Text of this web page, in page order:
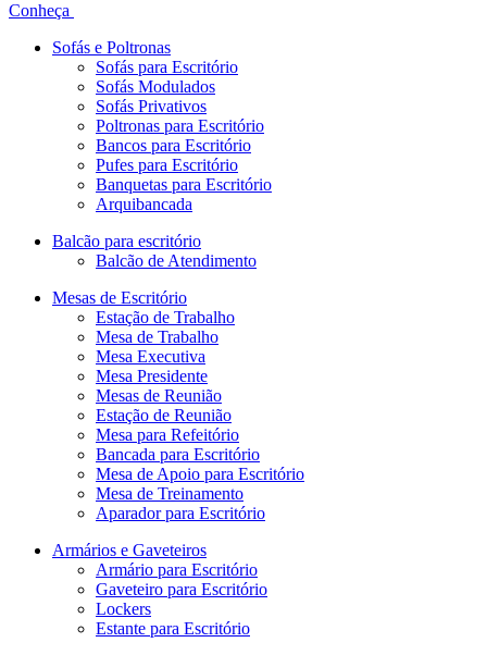
Conheça
Sofás e Poltronas
Sofás para Escritório
Sofás Modulados
Sofás Privativos
Poltronas para Escritório
Bancos para Escritório
Pufes para Escritório
Banquetas para Escritório
Arquibancada
Balcão para escritório
Balcão de Atendimento
Mesas de Escritório
Estação de Trabalho
Mesa de Trabalho
Mesa Executiva
Mesa Presidente
Mesas de Reunião
Estação de Reunião
Mesa para Refeitório
Bancada para Escritório
Mesa de Apoio para Escritório
Mesa de Treinamento
Aparador para Escritório
Armários e Gaveteiros
Armário para Escritório
Gaveteiro para Escritório
Lockers
Estante para Escritório